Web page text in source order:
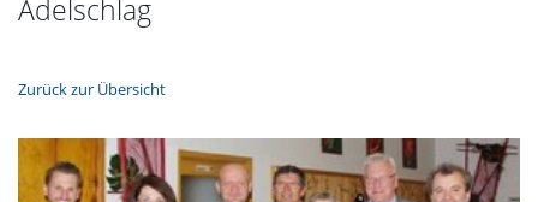
Adelschlag
Zurück zur Übersicht